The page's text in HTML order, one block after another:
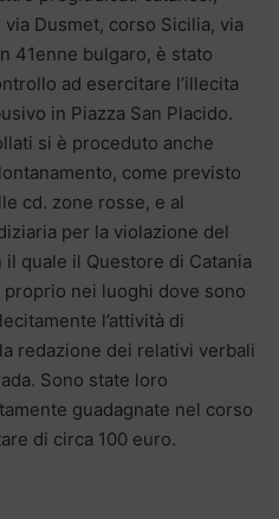
Dusmet, corso Sicilia, via
41enne bulgaro, è stato
ad esercitare l’illecita
in Piazza San Placido.
si è proceduto anche
come previsto
cd. zone rosse, e al
per la violazione del
quale il Questore di Catania
nei luoghi dove sono
l’attività di
redazione dei relativi verbali
Sono state loro
guadagnate nel corso
di circa 100 euro.